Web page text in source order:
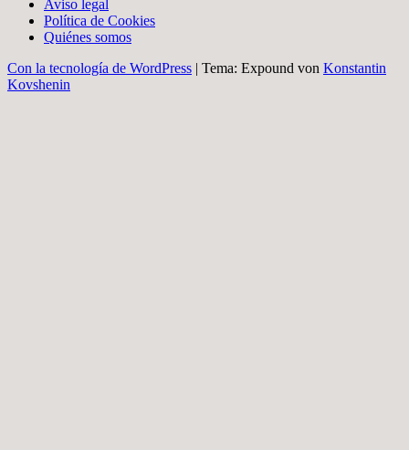
Aviso legal
Política de Cookies
Quiénes somos
Con la tecnología de WordPress | Tema: Expound von Konstantin
Kovshenin